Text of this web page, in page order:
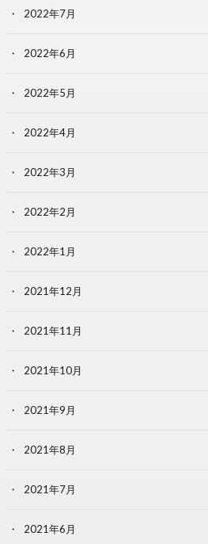
2022年7月
2022年6月
2022年5月
2022年4月
2022年3月
2022年2月
2022年1月
2021年12月
2021年11月
2021年10月
2021年9月
2021年8月
2021年7月
2021年6月